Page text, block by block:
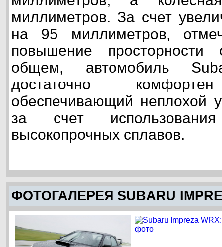
миллиметров. За счет
на 95 миллиметров,
повышение
общем, автомобиль
достаточно
обеспечивающий неплохой
за счет
высокопрочных сплавов.
ФОТОГАЛЕРЕЯ SUBARU